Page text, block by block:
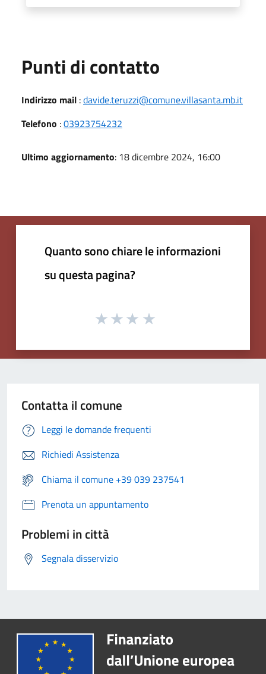
Punti di contatto
Indirizzo mail :davide.teruzzi@comune.villasanta.mb.it
Telefono :03923754232
Ultimo aggiornamento: 18 dicembre 2024, 16:00
Quanto sono chiare le informazioni
su questa pagina?
Contatta il comune
Leggi le domande frequenti
Richiedi Assistenza
Chiama il comune +39 039 237541
Prenota un appuntamento
Problemi in città
Segnala disservizio